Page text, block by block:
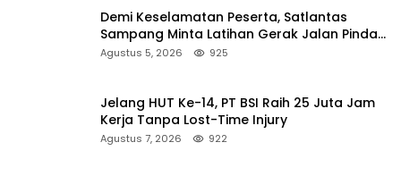
Demi Keselamatan Peserta, Satlantas
Sampang Minta Latihan Gerak Jalan Pindah
ke Lokasi Aman
Agustus 5, 2026 925
Jelang HUT Ke-14, PT BSI Raih 25 Juta Jam
Kerja Tanpa Lost-Time Injury
Agustus 7, 2026 922